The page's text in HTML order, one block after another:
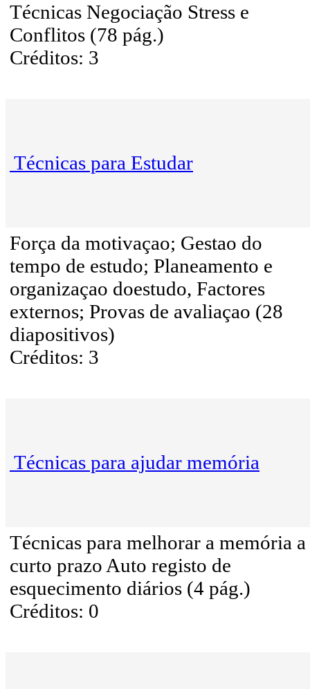
Técnicas Negociação Stress e
Conflitos (78 pág.)
Créditos: 3
Técnicas para Estudar
Força da motivaçao; Gestao do
tempo de estudo; Planeamento e
organizaçao doestudo, Factores
externos; Provas de avaliaçao (28
diapositivos)
Créditos: 3
Técnicas para ajudar memória
Técnicas para melhorar a memória a
curto prazo Auto registo de
esquecimento diários (4 pág.)
Créditos: 0